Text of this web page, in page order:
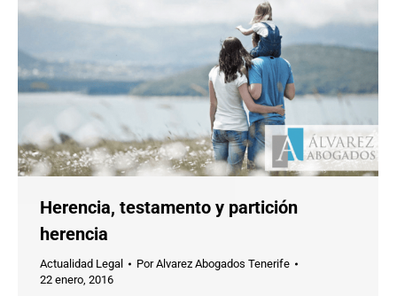
Herencia, testamento y partición
herencia
Actualidad Legal PorAlvarez Abogados Tenerife
22 enero, 2016